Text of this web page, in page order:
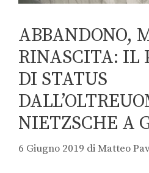
ABBANDONO,
RINASCITA: IL
DI STATUS
NIETZSCHE A
6 Giugno 2019 diMatteo